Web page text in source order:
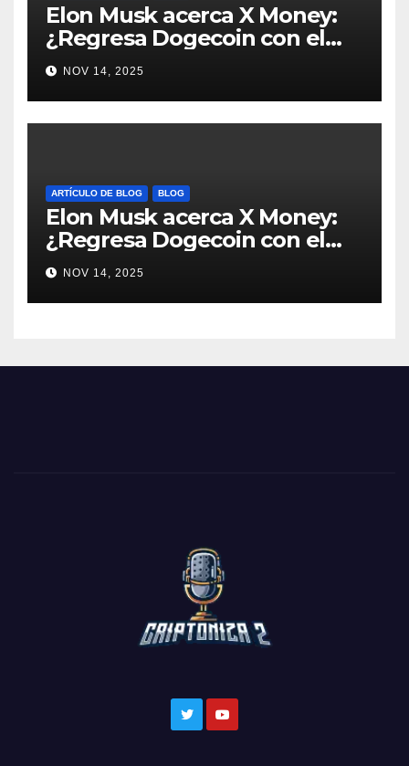
Elon Musk acerca X Money:
¿Regresa Dogecoin con el
nuevo pago nativo? #Cripto
#Dogecoin
NOV 14, 2025
ARTÍCULO DE BLOG BLOG
Elon Musk acerca X Money:
¿Regresa Dogecoin con el
nuevo pago nativo? #Cripto
#Dogecoin
NOV 14, 2025